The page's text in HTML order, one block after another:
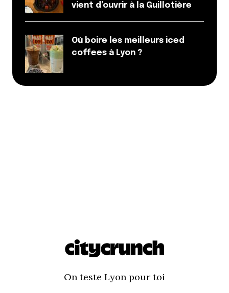
vient d’ouvrir à la Guillotière
Où boire les meilleurs iced
coffees à Lyon ?
On teste Lyon pour toi